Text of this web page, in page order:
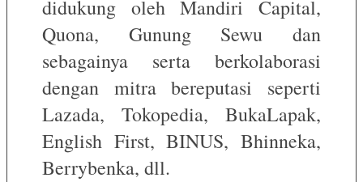
didukung oleh Mandiri Capital,
Quona, Gunung Sewu dan
sebagainya serta berkolaborasi
dengan mitra bereputasi seperti
Lazada, Tokopedia, BukaLapak,
English First, BINUS, Bhinneka,
Berrybenka, dll.